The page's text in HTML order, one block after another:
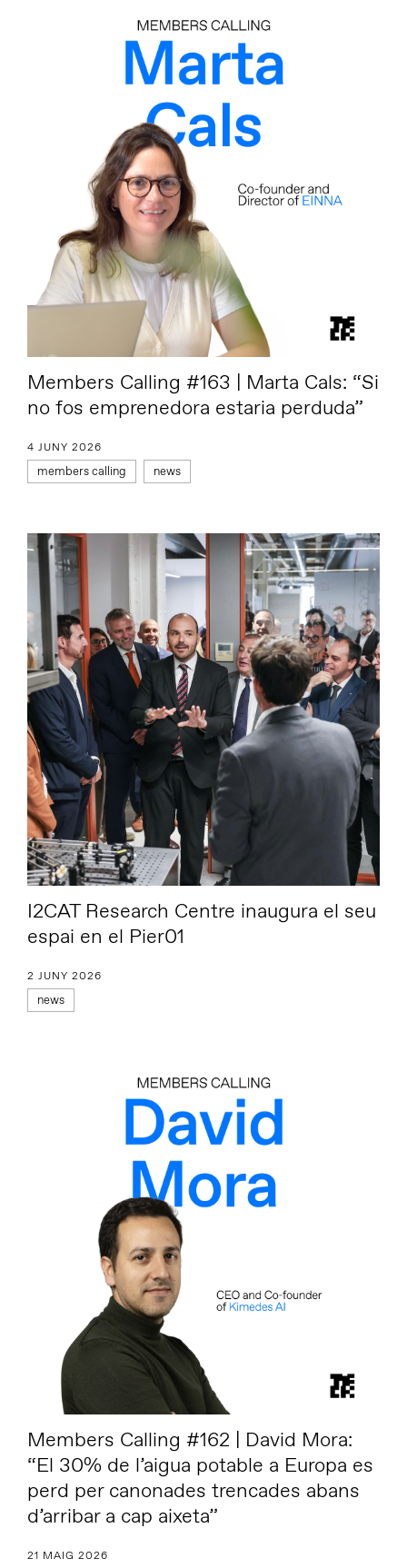
Members Calling #163 | Marta Cals: “Si
no fos emprenedora estaria perduda”
4 JUNY 2026
members calling news
I2CAT Research Centre inaugura el seu
espai en el Pier01
2 JUNY 2026
news
Members Calling #162 | David Mora:
“El 30% de l’aigua potable a Europa es
perd per canonades trencades abans
d’arribar a cap aixeta”
21 MAIG 2026